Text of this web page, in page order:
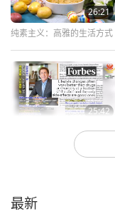
26:21
纯素主义：高雅的生活方式
25:42
纯素主义：高雅的生活方式
最新